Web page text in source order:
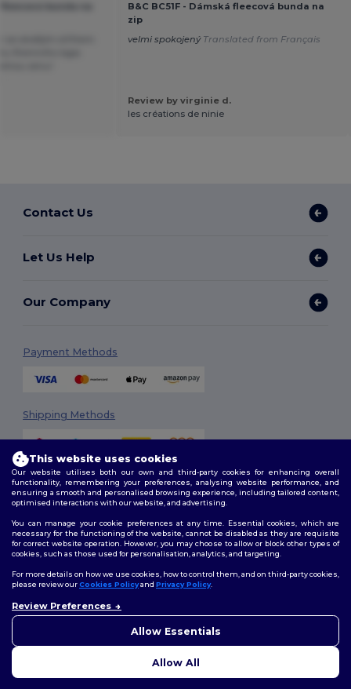
B&C BC51F - Dámská fleecová bunda na
zip
velmi spokojený Translated from Français
Review by virginie d.
les créations de ninie
Contact Us
Let Us Help
Our Company
Payment Methods
Shipping Methods
2026. All Rights Reserved
Terms & Conditions| Customization Policy
Policy|Site Map
Follow Us
This website uses cookies
Our website utilises both our own and third-party cookies for enhancing overall
functionality, remembering your preferences, analysing website performance, and
ensuring a smooth and personalised browsing experience, including tailored content,
optimised interactions with our website, and advertising.
You can manage your cookie preferences at any time. Essential cookies, which are
necessary for the functioning of the website, cannot be disabled as they are requisite
for correct website operation. However, you may choose to allow or block other types of
cookies, such as those used for personalisation, analytics, and targeting.
For more details on how we use cookies, how to control them, and on third-party cookies,
please review ourCookies Policyand Privacy Policy.
Review Preferences
Allow Essentials
Allow All